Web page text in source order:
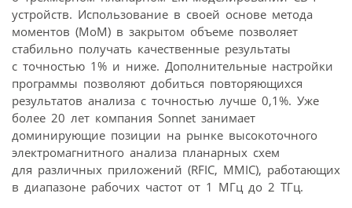
устройств. Использование в своей основе метода
моментов (MoM) в закрытом объеме позволяет
стабильно получать качественные результаты
с точностью 1% и ниже. Дополнительные настройки
программы позволяют добиться повторяющихся
результатов анализа с точностью лучше 0,1%. Уже
более 20 лет компания Sonnet занимает
доминирующие позиции на рынке высокоточного
электромагнитного анализа планарных схем
для различных приложений (RFIC, MMIC), работающих
в диапазоне рабочих частот от 1 МГц до 2 ТГц.